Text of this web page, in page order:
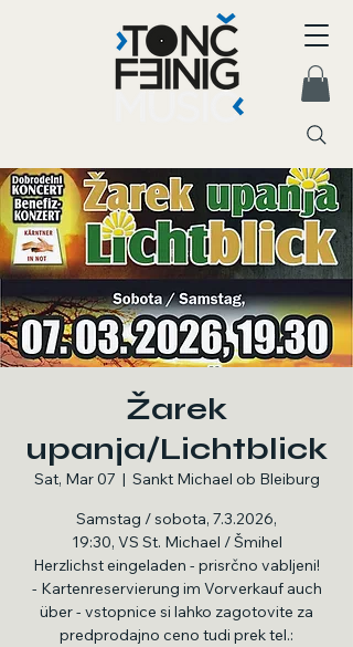
Žarek
upanja/Lichtblick
Sat, Mar 07
  |
Sankt Michael ob Bleiburg
Samstag / sobota, 7.3.2026,
19:30, VS St. Michael / Šmihel
Herzlichst eingeladen - prisrčno vabljeni!
- Kartenreservierung im Vorverkauf auch
über - vstopnice si lahko zagotovite za
predprodajno ceno tudi prek tel.: